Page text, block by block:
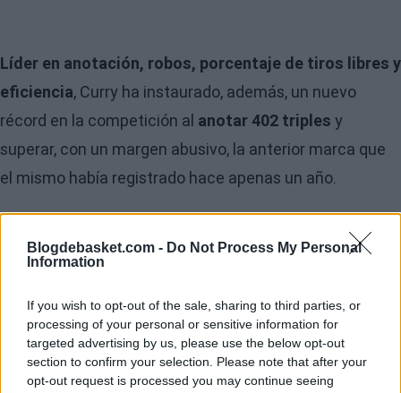
Blogdebasket.com - Do Not Process My Personal
Information
If you wish to opt-out of the sale, sharing to third parties, or
processing of your personal or sensitive information for
targeted advertising by us, please use the below opt-out
section to confirm your selection. Please note that after your
opt-out request is processed you may continue seeing
Líder en anotación, robos, porcentaje de tiros libres y
eficiencia, Curry ha instaurado, además, un nuevo
récord en la competición al anotar 402 triples y
superar, con un margen abusivo, la anterior marca que
el mismo había registrado hace apenas un año.
Si la estadística ya es, de por si, descomunal, la gesta es
todavía mayor si tenemos en cuenta que su
que soloanotó un triple menos (402) que tiros de dos
puntos (403)a lo largo de todo el curso.
Por ello, y de la mano del usuario de YouTube'NBA